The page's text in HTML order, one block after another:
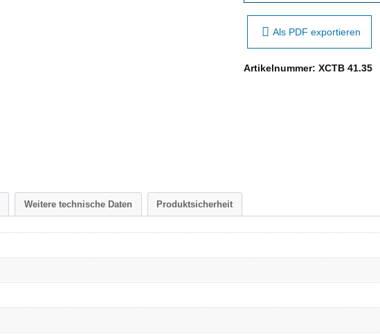
Als PDF exportieren
Artikelnummer: XCTB 41.35
Weitere technische Daten Produktsicherheit